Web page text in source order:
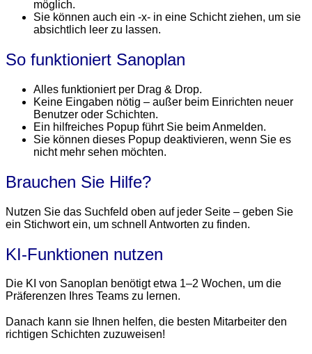
möglich.
Sie können auch ein -x- in eine Schicht ziehen, um sie
absichtlich leer zu lassen.
So funktioniert Sanoplan
Alles funktioniert per Drag & Drop.
Keine Eingaben nötig – außer beim Einrichten neuer
Benutzer oder Schichten.
Ein hilfreiches Popup führt Sie beim Anmelden.
Sie können dieses Popup deaktivieren, wenn Sie es
nicht mehr sehen möchten.
Brauchen Sie Hilfe?
Nutzen Sie das Suchfeld oben auf jeder Seite – geben Sie
ein Stichwort ein, um schnell Antworten zu finden.
KI-Funktionen nutzen
Die KI von Sanoplan benötigt etwa 1–2 Wochen, um die
Präferenzen Ihres Teams zu lernen.
Danach kann sie Ihnen helfen, die besten Mitarbeiter den
richtigen Schichten zuzuweisen!